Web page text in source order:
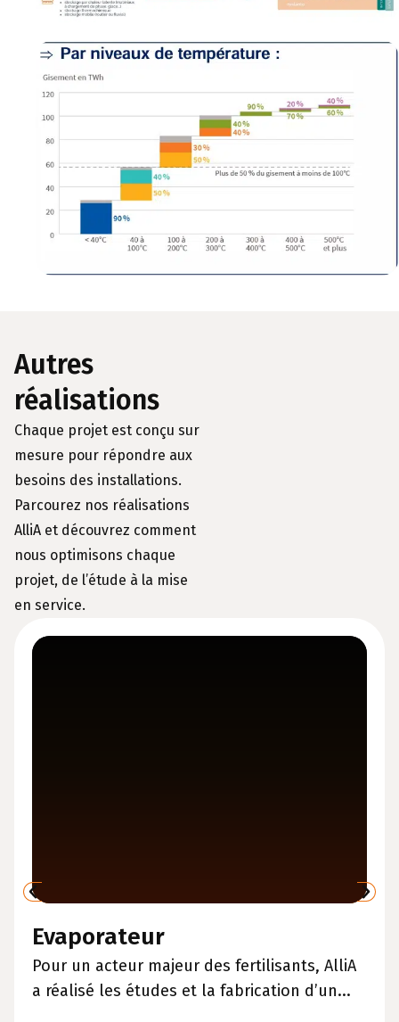
Autres
réalisations
Chaque projet est conçu sur
mesure pour répondre aux
besoins des installations.
Parcourez nos réalisations
AlliA et découvrez comment
nous optimisons chaque
projet, de l’étude à la mise
en service.
Evaporateur
Pour un acteur majeur des fertilisants, AlliA
a réalisé les études et la fabrication d’un...